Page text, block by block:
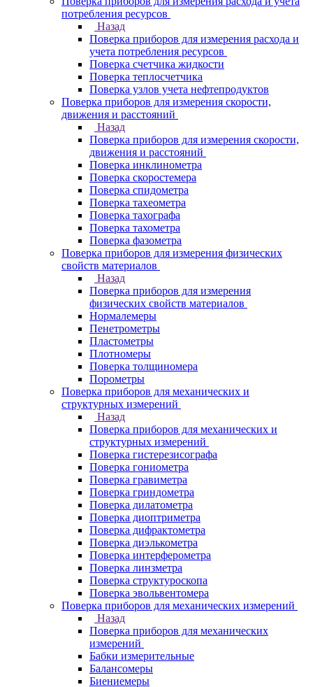
потребления ресурсов
Назад
Поверка приборов для измерения расхода и
учета потребления ресурсов
Поверка счетчика жидкости
Поверка теплосчетчика
Поверка узлов учета нефтепродуктов
Поверка приборов для измерения скорости,
движения и расстояний
Назад
Поверка приборов для измерения скорости,
движения и расстояний
Поверка инклинометра
Поверка скоростемера
Поверка спидометра
Поверка тахеометра
Поверка тахографа
Поверка тахометра
Поверка фазометра
Поверка приборов для измерения физических
свойств материалов
Назад
Поверка приборов для измерения
физических свойств материалов
Нормалемеры
Пенетрометры
Пластометры
Плотномеры
Поверка толщиномера
Порометры
Поверка приборов для механических и
структурных измерений
Назад
Поверка приборов для механических и
структурных измерений
Поверка гистерезисографа
Поверка гониометра
Поверка гравиметра
Поверка гриндометра
Поверка дилатометра
Поверка диоптриметра
Поверка дифрактометра
Поверка диэлькометра
Поверка интерферометра
Поверка линзметра
Поверка структуроскопа
Поверка эвольвентомера
Поверка приборов для механических измерений
Назад
Поверка приборов для механических
измерений
Бабки измерительные
Балансомеры
Биениемеры